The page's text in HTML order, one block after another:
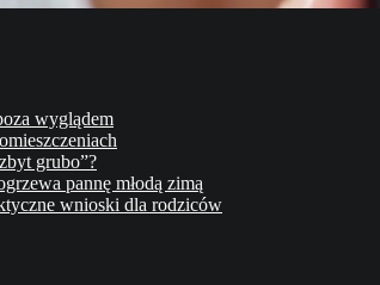
wyglądem
grubo”?
pannę młodą zimą
wnioski dla rodziców